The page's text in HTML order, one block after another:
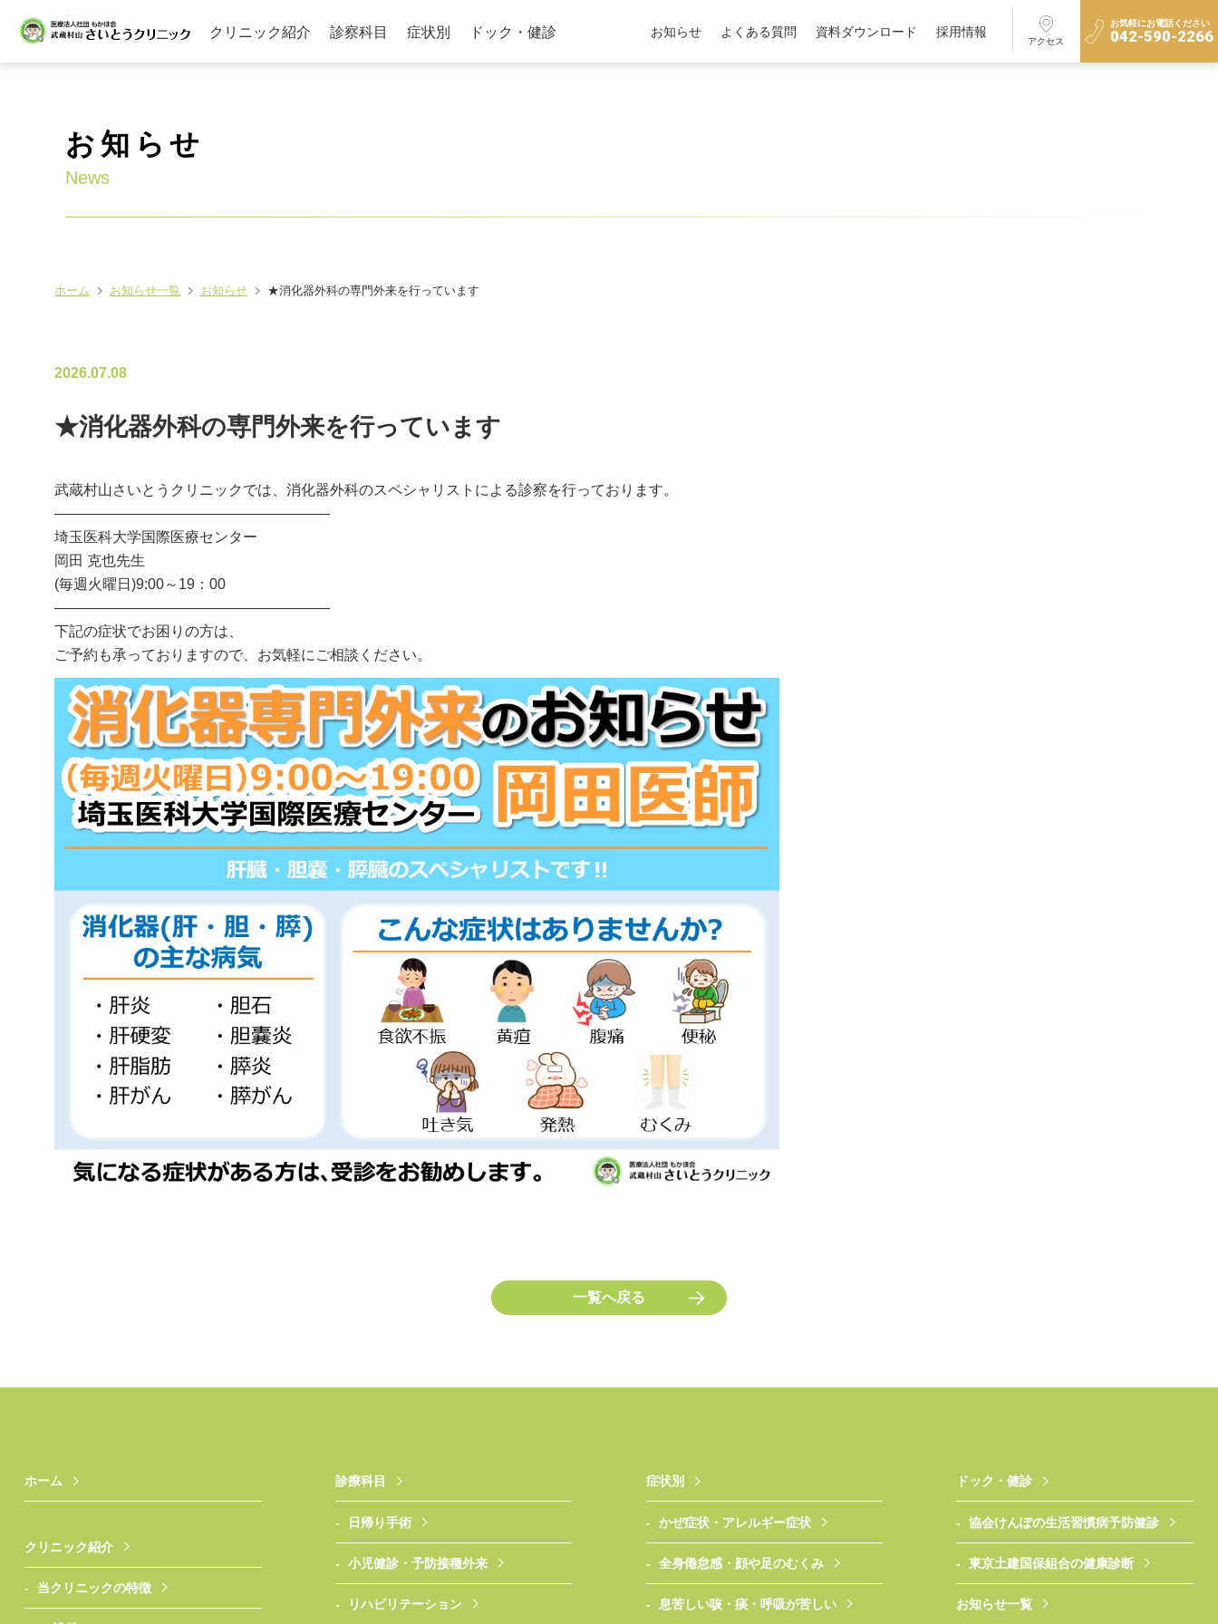
クリニック紹介 診察科目 症状別 ドック・健診 お知らせ よくある質問 資料ダウンロード 採用情報
アクセス
お気軽にお電話ください
042-590-2266
お知らせ
News
ホーム お知らせ一覧 お知らせ ★消化器外科の専門外来を行っています
2026.07.08
★消化器外科の専門外来を行っています
武蔵村山さいとうクリニックでは、消化器外科のスペシャリストによる診察を行っております。
―――――――――――――――――――
埼玉医科大学国際医療センター
岡田 克也先生
(毎週火曜日)9:00～19：00
―――――――――――――――――――
下記の症状でお困りの方は、
ご予約も承っておりますので、お気軽にご相談ください。
一覧へ戻る
ホーム
クリニック紹介
当クリニックの特徴
診療科目
日帰り手術
小児健診・予防接種外来
リハビリテーション
症状別
かぜ症状・アレルギー症状
全身倦怠感・顔や足のむくみ
息苦しい咳・痰・呼吸が苦しい
ドック・健診
協会けんぽの生活習慣病予防健診
東京土建国保組合の健康診断
お知らせ一覧